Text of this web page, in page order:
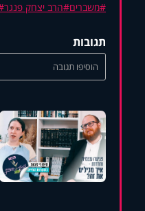
משברים הרב יצחק פנגר
תגובות
הוסיפו תגובה